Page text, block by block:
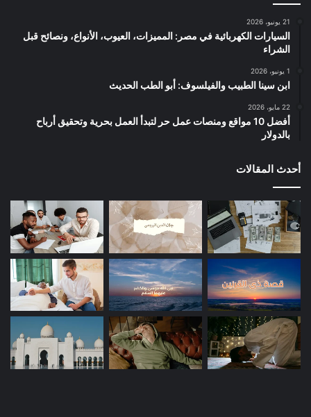
21 يونيو، 2026
السيارات الكهربائية في مصر: المميزات، العيوب، الأنواع، ونصائح قبل
الشراء
1 يونيو، 2026
ابن سينا الطبيب والفيلسوف: أبو الطب الحديث
22 مايو، 2026
أفضل 10 مواقع ومنصات عمل حر لتبدأ العمل بحرية وتحقيق أرباح
بالدولار
أحدث المقالات